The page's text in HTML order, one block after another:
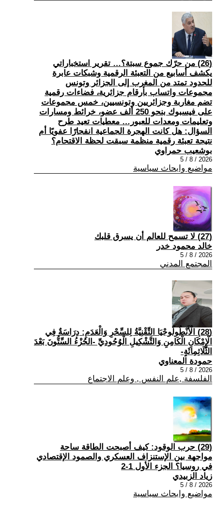
(26) من حرّك جموع سبتة؟… تقرير استخباراتي
يكشف أسابيع من التعبئة الرقمية وشبكات عابرة
للحدود تمتد من المغرب إلى الجزائر وتونس
مجموعات واتساب بأرقام جزائرية، فضاءات رقمية
تضم مغاربة وجزائريين وتونسيين، خمس مجموعات
على فيسبوك بنحو 250 ألف عضو، خرائط ومسارات
وتعليمات ومعدات للعبور… معطيات تعيد طرح
السؤال: هل كانت الهجرة الجماعية انفجارًا عفويًا أم
نتيجة تعبئة رقمية منظمة سبقت لحظة الاقتحام؟
بوشعيب حمراوي
2026 / 8 / 5
مواضيع وابحاث سياسية
(27) لا تسمح للعالم أن يسرق قلبك
خالد محمود خدر
2026 / 8 / 5
المجتمع المدني
(28) الْأَنْطُولُوجْيَا التِّقْنِيَّةُ لِلسِّحْرِ وَالْعَدَمِ: دِرَاسَةٌ فِي
الْإِمْكَانِ الْكَامِنِ وَالتَّشْكِيلِ الْوُجُودِيِّ -الجُزْءُ السِّتُّونَ بَعْدَ
الثَّلَاثِمِائَةٍ-
حمودة المعناوي
2026 / 8 / 5
الفلسفة ,علم النفس , وعلم الاجتماع
(29) حرب الوقود: كيف أصبحت الطاقة ساحة
مواجهة بين الإستنزاف العسكري والصمود الإقتصادي
في روسيا؟ الجزء الأول 1-2
زياد الزبيدي
2026 / 8 / 5
مواضيع وابحاث سياسية